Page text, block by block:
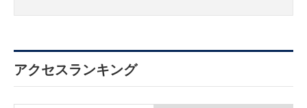
アクセスランキング